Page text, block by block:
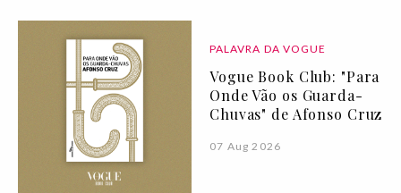
PALAVRA DA VOGUE
Vogue Book Club: "Para
Onde Vão os Guarda-
Chuvas" de Afonso Cruz
07 Aug 2026